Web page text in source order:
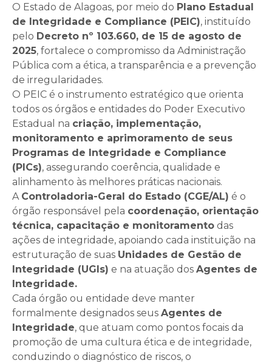
O Estado de Alagoas, por meio do Plano Estadual
de Integridade e Compliance (PEIC), instituído
pelo Decreto nº 103.660, de 15 de agosto de
2025, fortalece o compromisso da Administração
Pública com a ética, a transparência e a prevenção
de irregularidades.
O PEIC é o instrumento estratégico que orienta
todos os órgãos e entidades do Poder Executivo
Estadual na criação, implementação,
monitoramento e aprimoramento de seus
Programas de Integridade e Compliance
(PICs), assegurando coerência, qualidade e
alinhamento às melhores práticas nacionais.
A Controladoria-Geral do Estado (CGE/AL) é o
órgão responsável pela coordenação, orientação
técnica, capacitação e monitoramento das
ações de integridade, apoiando cada instituição na
estruturação de suas Unidades de Gestão de
Integridade (UGIs) e na atuação dos Agentes de
Integridade.
Cada órgão ou entidade deve manter
formalmente designados seus Agentes de
Integridade, que atuam como pontos focais da
promoção de uma cultura ética e de integridade,
conduzindo o diagnóstico de riscos, o